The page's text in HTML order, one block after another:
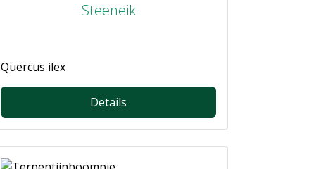
Steeneik
Quercus ilex
Details